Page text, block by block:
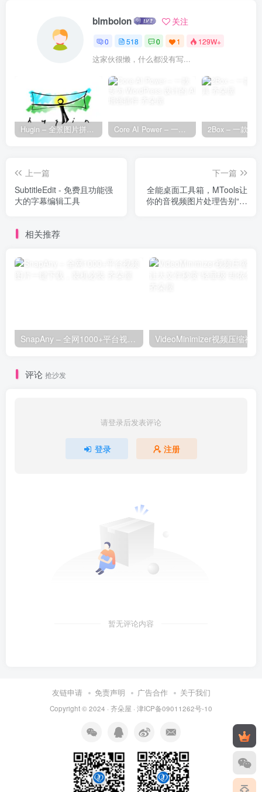
blmbolon 关注
0 518 0 1 129W+
这家伙很懒，什么都没有写...
Hugin – 全景图片拼接工具 Core AI Power – 一款专为 WordPress 设计的 AI 增强插件
上一篇
SubtitleEdit - 免费且功能强
大的字幕编辑工具
下一篇
全能桌面工具箱，MTools让
你的音视频图片处理告别“软
相关推荐
SnapAny – 全网1000+平台视频图片一键下载，装机必装
评论 抢沙发
请登录后发表评论
登录 注册
暂无评论内容
友链申请 免责声明 广告合作 关于我们
Copyright © 2024 · 齐朵屋 · 津ICP备09011262号-10